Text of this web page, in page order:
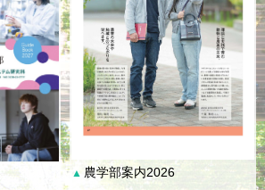
▲ 農学部案内2026